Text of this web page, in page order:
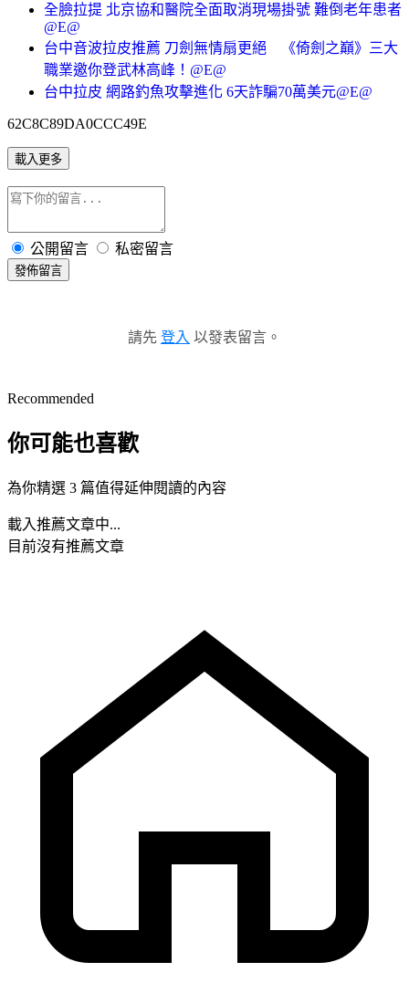
全臉拉提 北京協和醫院全面取消現場掛號 難倒老年患者
@E@
台中音波拉皮推薦 刀劍無情扇更絕 《倚劍之巔》三大
職業邀你登武林高峰！@E@
台中拉皮 網路釣魚攻擊進化 6天詐騙70萬美元@E@
62C8C89DA0CCC49E
載入更多
公開留言 私密留言
發佈留言
請先 登入 以發表留言。
Recommended
你可能也喜歡
為你精選 3 篇值得延伸閱讀的內容
載入推薦文章中...
目前沒有推薦文章